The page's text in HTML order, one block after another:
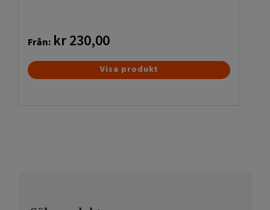
Från: kr230,00
Den
här
Visa produkt